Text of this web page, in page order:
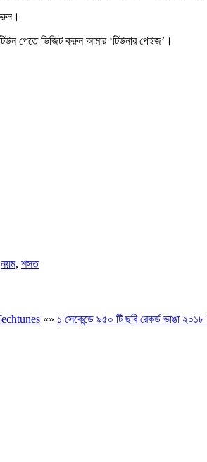
।
পেতে ভিজিট করুন আমার ‘টিউনার পেইজ’ ।
নয়ম, শসত
«» ১ সেকেন্ডে ৯৫০ টি ছবি রেকর্ড ভাঙা